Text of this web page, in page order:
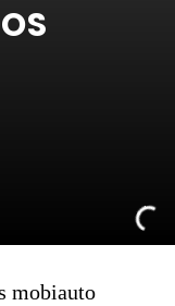
mobiauto